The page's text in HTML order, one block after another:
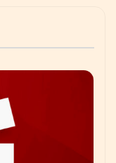
el sector